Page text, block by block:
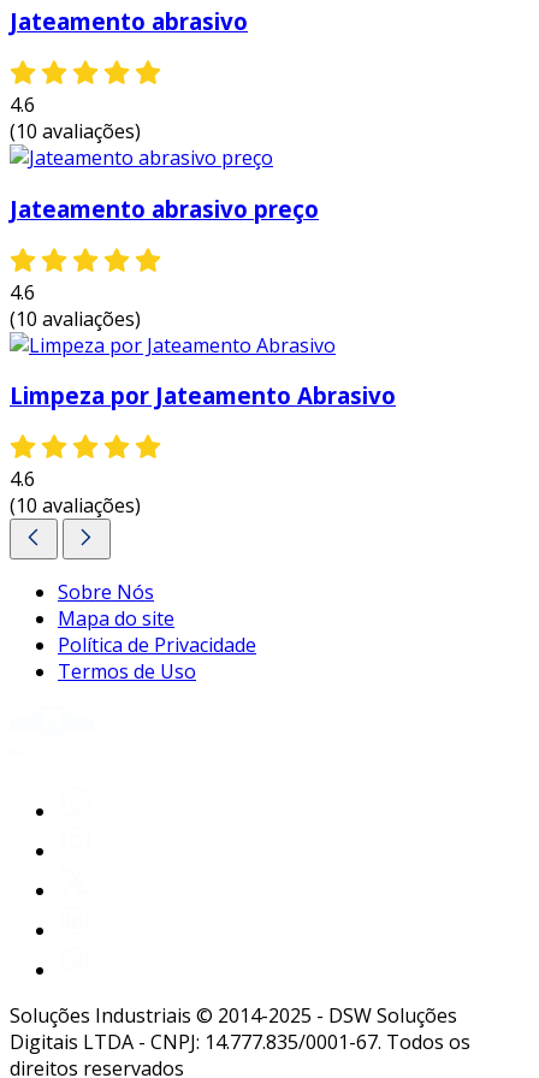
viadutos, assegura que as estruturas metálicas
estejam sempre prontas para obras de
revitalização, prolongando sua vida útil e
oferecendo segurança adicional.
Jateamento abrasivo
4.6
(10 avaliações)
Jateamento abrasivo preço
4.6
(10 avaliações)
Limpeza por Jateamento Abrasivo
4.6
(10 avaliações)
Sobre Nós
Mapa do site
Política de Privacidade
Termos de Uso
Soluções Industriais © 2014-2025 - DSW Soluções
Digitais LTDA - CNPJ: 14.777.835/0001-67. Todos os
direitos reservados